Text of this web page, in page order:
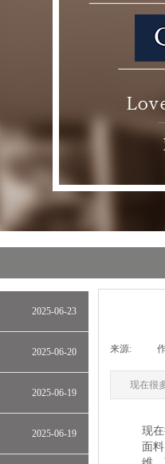
来源:
现在很
现
面
2025-06-23
2025-06-20
2025-06-19
2025-06-19